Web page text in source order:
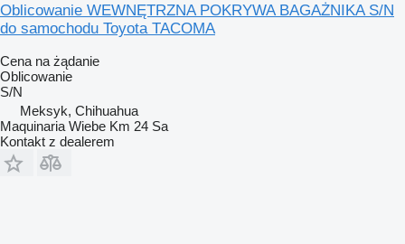
Oblicowanie WEWNĘTRZNA POKRYWA BAGAŻNIKA S/N
do samochodu Toyota TACOMA
Cena na żądanie
Oblicowanie
S/N
Meksyk, Chihuahua
Maquinaria Wiebe Km 24 Sa
Kontakt z dealerem